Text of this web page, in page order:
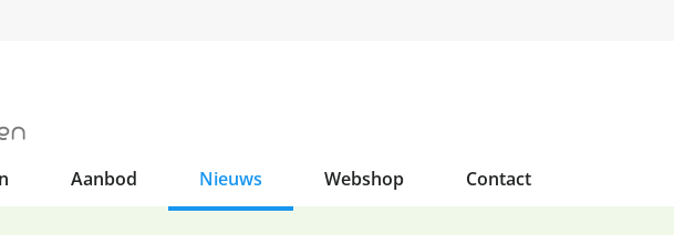
Aanbod Nieuws Webshop Contact